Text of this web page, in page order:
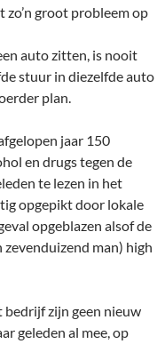
zo’n groot probleem op
auto zitten, is nooit
stuur in diezelfde auto
plan.
jaar 150
en drugs tegen de
te lezen in het
opgepikt door lokale
opgeblazen alsof de
zevenduizend man) high
zijn geen nieuw
geleden al mee, op